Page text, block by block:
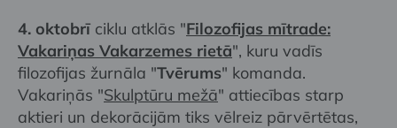
4. oktobrī ciklu atklās "Filozofijas mītrade:
Vakariņas Vakarzemes rietā", kuru vadīs
filozofijas žurnāla "Tvērums" komanda.
Vakariņās "Skulptūru mežā" attiecības starp
aktieri un dekorācijām tiks vēlreiz pārvērtētas,